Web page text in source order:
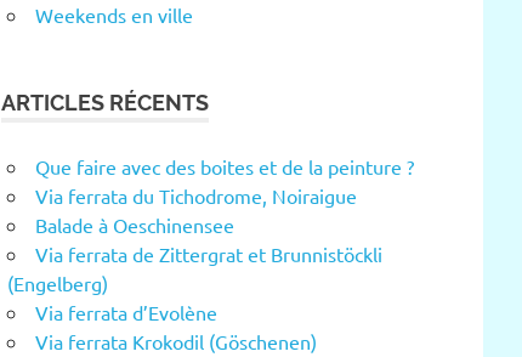
Weekends en ville
ARTICLES RÉCENTS
Que faire avec des boites et de la peinture ?
Via ferrata du Tichodrome, Noiraigue
Balade à Oeschinensee
Via ferrata de Zittergrat et Brunnistöckli
(Engelberg)
Via ferrata d’Evolène
Via ferrata Krokodil (Göschenen)